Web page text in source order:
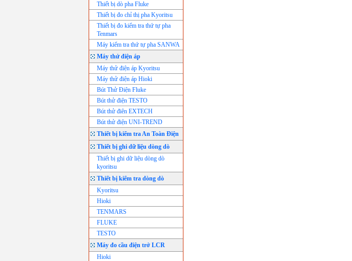
Thiết bị dò pha Fluke
Thiết bị đo chỉ thị pha Kyoritsu
Thiết bị đo kiểm tra thứ tự pha
Tenmars
Máy kiểm tra thứ tự pha SANWA
Máy thử điện áp
Máy thử điện áp Kyoritsu
Máy thử điện áp Hioki
Bút Thử Điện Fluke
Bút thử điện TESTO
Bút thử điên EXTECH
Bút thử điện UNI-TREND
Thiết bị kiểm tra An Toàn Điện
Thiết bị ghi dữ liệu dòng dò
Thiết bị ghi dữ liệu dòng dò
kyoritsu
Thiết bị kiểm tra dòng dò
Kyoritsu
Hioki
TENMARS
FLUKE
TESTO
Máy đo cầu điện trở LCR
Hioki